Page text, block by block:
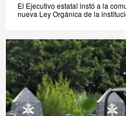
El Ejecutivo estatal instó a la
nueva Ley Orgánica de la